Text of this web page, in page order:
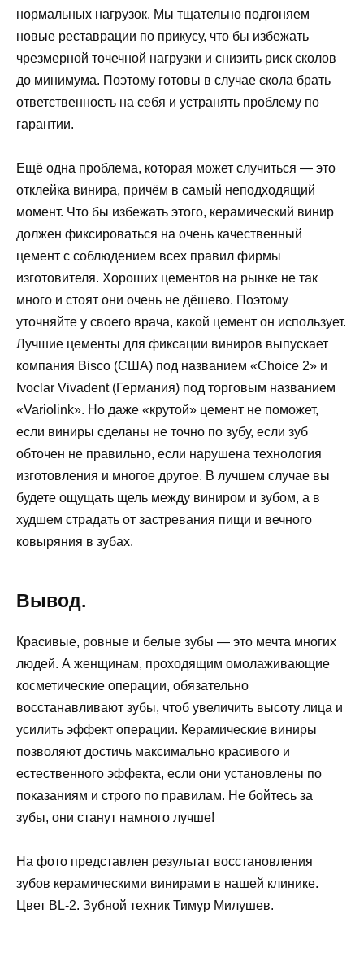
нормальных нагрузок. Мы тщательно подгоняем
новые реставрации по прикусу, что бы избежать
чрезмерной точечной нагрузки и снизить риск сколов
до минимума. Поэтому готовы в случае скола брать
ответственность на себя и устранять проблему по
гарантии.
Ещё одна проблема, которая может случиться — это
отклейка винира, причём в самый неподходящий
момент. Что бы избежать этого, керамический винир
должен фиксироваться на очень качественный
цемент с соблюдением всех правил фирмы
изготовителя. Хороших цементов на рынке не так
много и стоят они очень не дёшево. Поэтому
уточняйте у своего врача, какой цемент он использует.
Лучшие цементы для фиксации виниров выпускает
компания Bisco (США) под названием «Choice 2» и
Ivoclar Vivadent (Германия) под торговым названием
«Variolink». Но даже «крутой» цемент не поможет,
если виниры сделаны не точно по зубу, если зуб
обточен не правильно, если нарушена технология
изготовления и многое другое. В лучшем случае вы
будете ощущать щель между виниром и зубом, а в
худшем страдать от застревания пищи и вечного
ковыряния в зубах.
Вывод.
Красивые, ровные и белые зубы — это мечта многих
людей. А женщинам, проходящим омолаживающие
косметические операции, обязательно
восстанавливают зубы, чтоб увеличить высоту лица и
усилить эффект операции. Керамические виниры
позволяют достичь максимально красивого и
естественного эффекта, если они установлены по
показаниям и строго по правилам. Не бойтесь за
зубы, они станут намного лучше!
На фото представлен результат восстановления
зубов керамическими винирами в нашей клинике.
Цвет BL-2. Зубной техник Тимур Милушев.